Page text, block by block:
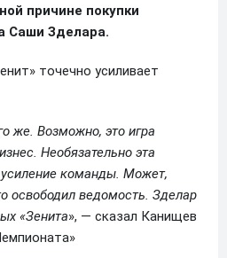
причине покупки
Саши Зделара.
точечно усиливает
же. Возможно, это игра
Необязательно эта
команды. Может,
освободил ведомость. Зделар
«Зенита», — сказал Канищев